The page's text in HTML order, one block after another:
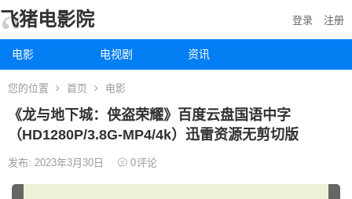
飞猪电影院
电影 电视剧 资讯
登录 注册
您的位置 首页 电影
《龙与地下城：侠盗荣耀》百度云盘国语中字
（HD1280P/3.8G-MP4/4k）迅雷资源无剪切版
发布: 2023年3月30日 0评论